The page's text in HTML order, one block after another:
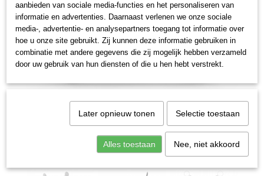
aanbieden van sociale media-functies en het personaliseren van
informatie en advertenties. Daarnaast verlenen we onze sociale
media-, advertentie- en analysepartners toegang tot informatie over
hoe u onze site gebruikt. Zij kunnen deze informatie gebruiken in
combinatie met andere gegevens die zij mogelijk hebben verzameld
door uw gebruik van hun diensten of die u hen hebt verstrekt.
Later opnieuw tonen Selectie toestaan
Alles toestaan Nee, niet akkoord